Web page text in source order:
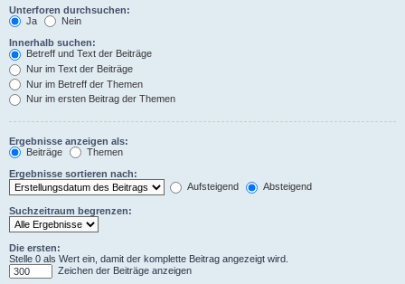
Unterforen durchsuchen:
Ja
Nein
Innerhalb suchen:
Betreff und Text der Beiträge
Nur im Text der Beiträge
Nur im Betreff der Themen
Nur im ersten Beitrag der Themen
Ergebnisse anzeigen als:
Beiträge
Themen
Ergebnisse sortieren nach:
Aufsteigend
Absteigend
Suchzeitraum begrenzen:
Die ersten:
Stelle 0 als Wert ein, damit der komplette Beitrag angezeigt wird.
Zeichen der Beiträge anzeigen